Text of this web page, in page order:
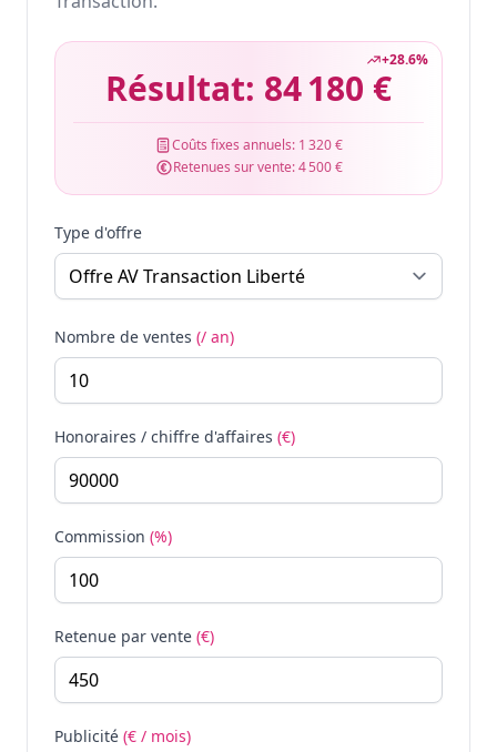
+28.6%
Résultat: 84 180 €
Coûts fixes annuels: 1 320 €
Retenues sur vente:4 500 €
Type d'offre
Nombre de ventes (/ an)
Honoraires / chiffre d'affaires (€)
Commission (%)
Retenue par vente (€)
Publicité (€ / mois)